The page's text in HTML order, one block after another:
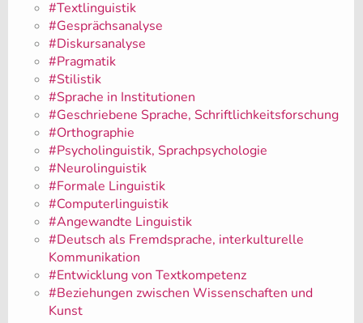
#Textlinguistik
#Gesprächsanalyse
#Diskursanalyse
#Pragmatik
#Stilistik
#Sprache in Institutionen
#Geschriebene Sprache, Schriftlichkeitsforschung
#Orthographie
#Psycholinguistik, Sprachpsychologie
#Neurolinguistik
#Formale Linguistik
#Computerlinguistik
#Angewandte Linguistik
#Deutsch als Fremdsprache, interkulturelle
Kommunikation
#Entwicklung von Textkompetenz
#Beziehungen zwischen Wissenschaften und
Kunst